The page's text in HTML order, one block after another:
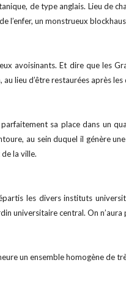
de type anglais. Lieu de
l’enfer, un monstrueux
avoisinants. Et dire que les
lieu d’être restaurées après les
sa place dans un
au sein duquel il génère
la ville.
les divers instituts
universitaire central. On n’aura
un ensemble homogène de